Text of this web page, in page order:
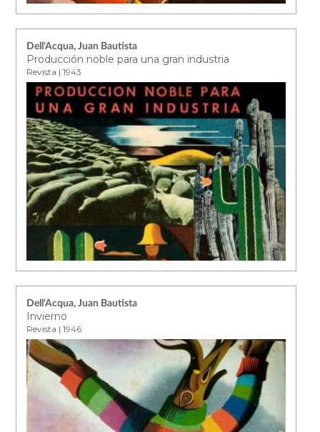
Dell'Acqua, Juan Bautista
Producción noble para una gran industria
Revista | 1943
Dell'Acqua, Juan Bautista
Invierno
Revista | 1946